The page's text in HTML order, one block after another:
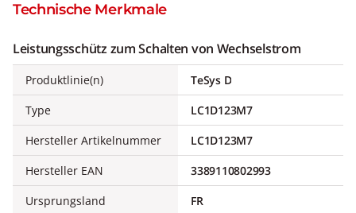
Technische Merkmale
Leistungsschütz zum Schalten von Wechselstrom
Produktlinie(n)
TeSys D
Type
LC1D123M7
Hersteller Artikelnummer
LC1D123M7
Hersteller EAN
3389110802993
Ursprungsland
FR